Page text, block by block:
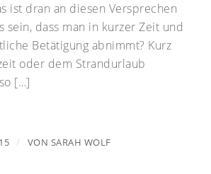
ist dran an diesen Versprechen
sein, dass man in kurzer Zeit und
Betätigung abnimmt? Kurz
oder dem Strandurlaub
[…]
/ VON SARAH WOLF